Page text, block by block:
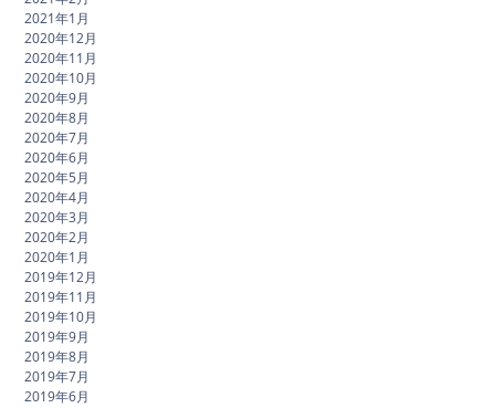
2021年1月
2020年12月
2020年11月
2020年10月
2020年9月
2020年8月
2020年7月
2020年6月
2020年5月
2020年4月
2020年3月
2020年2月
2020年1月
2019年12月
2019年11月
2019年10月
2019年9月
2019年8月
2019年7月
2019年6月